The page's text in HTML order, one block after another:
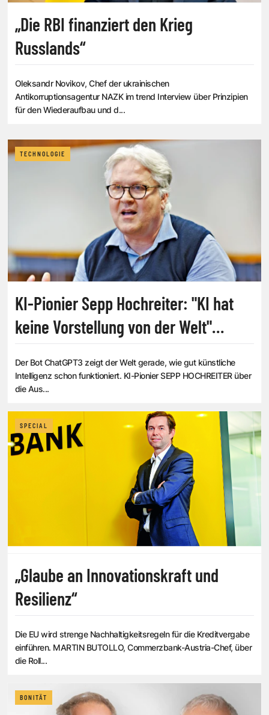
„Die RBI finanziert den Krieg
Russlands“
Oleksandr Novikov, Chef der ukrainischen
Antikorruptionsagentur NAZK im trend Interview über Prinzipien
für den Wiederaufbau und d...
TECHNOLOGIE
KI-Pionier Sepp Hochreiter: "KI hat
keine Vorstellung von der Welt"
Der Bot ChatGPT3 zeigt der Welt gerade, wie gut künstliche
Intelligenz schon funktioniert. KI-Pionier SEPP HOCHREITER über
die Aus...
SPECIAL
„Glaube an Innovationskraft und
Resilienz“
Die EU wird strenge Nachhaltigkeitsregeln für die Kreditvergabe
einführen. MARTIN BUTOLLO, Commerzbank-Austria-Chef, über
die Roll...
BONITÄT